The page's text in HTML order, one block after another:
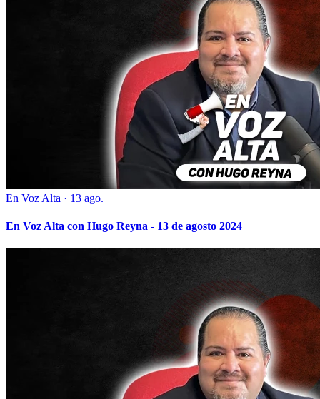
En Voz Alta · 13 ago.
En Voz Alta con Hugo Reyna - 13 de agosto 2024